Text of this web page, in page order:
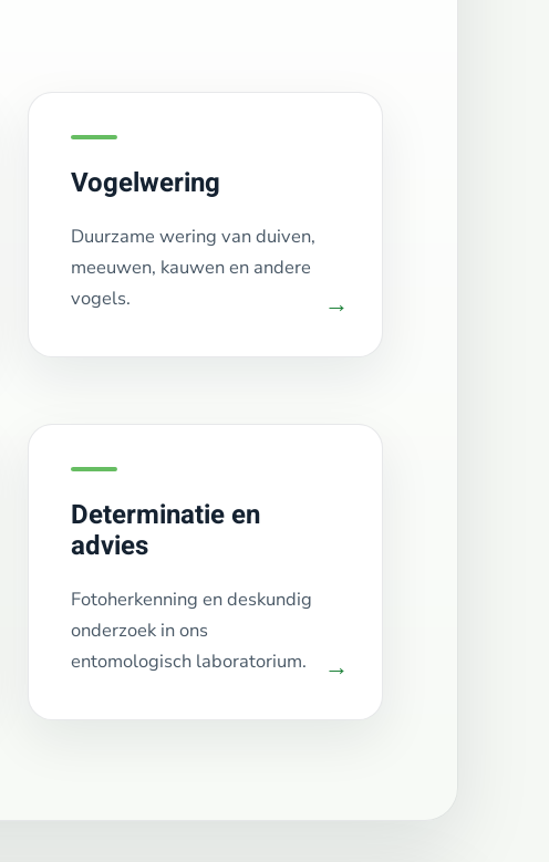
Vogelwering
Duurzame wering van duiven,
meeuwen, kauwen en andere
vogels.
Determinatie en
advies
Fotoherkenning en deskundig
onderzoek in ons
entomologisch laboratorium.